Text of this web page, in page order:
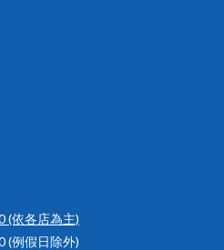
(依各店為主)
(例假日除外)